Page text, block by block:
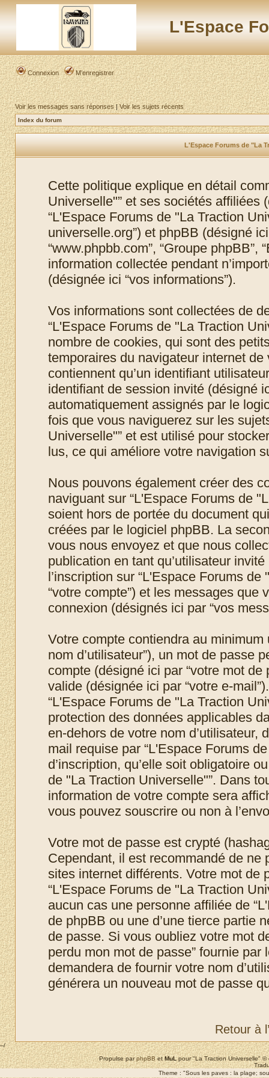
L'Espace
Connexion M’enregistrer
Voir les messages sans réponses|Voir les sujets récents
Index du forum
L'Espace Forums de "La
Cette politique explique en détail
Universelle"” et ses sociétés affiliées
“L'Espace Forums de "La Traction
universelle.org”) et phpBB (désigné ici
“www.phpbb.com”, “Groupe phpBB”,
information collectée pendant
(désignée ici “vos informations”).
Vos informations sont collectées de
“L'Espace Forums de "La Traction
nombre de cookies, qui sont des
temporaires du navigateur internet
contiennent qu’un identifiant
identifiant de session invité (désigné
automatiquement assignés par le
fois que vous naviguerez sur les
Universelle"” et est utilisé pour
lus, ce qui améliore votre navigation
Nous pouvons également créer des
naviguant sur “L'Espace Forums de
soient hors de portée du document
créées par le logiciel phpBB. La
vous nous envoyez et que nous
publication en tant qu’utilisateur
l’inscription sur “L'Espace Forums
“votre compte”) et les messages que
connexion (désignés ici par “vos
Votre compte contiendra au
nom d’utilisateur”), un mot de passe
compte (désigné ici par “votre mot
valide (désignée ici par “votre e-
“L'Espace Forums de "La Traction
protection des données applicables
en-dehors de votre nom d’utilisateur,
mail requise par “L'Espace Forums
d’inscription, qu’elle soit obligatoire
de "La Traction Universelle"”. Dans
information de votre compte sera
vous pouvez souscrire ou non à
Votre mot de passe est crypté
Cependant, il est recommandé de
sites internet différents. Votre mot de
“L'Espace Forums de "La Traction
aucun cas une personne affiliée de
de phpBB ou une d’une tierce partie
de passe. Si vous oubliez votre mot
perdu mon mot de passe” fournie
demandera de fournir votre nom
générera un nouveau mot de passe
Retour à
--/
Propulse parphpBBetMuLpour "La Traction Universelle"
Theme : "Sous les paves : la plage;